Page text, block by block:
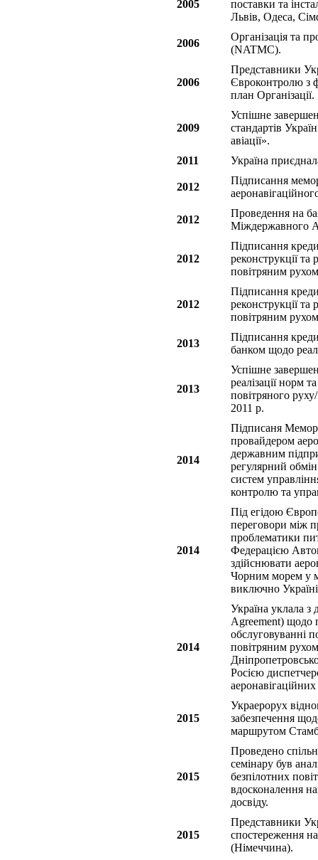
2005
поставки та
Львів, Одеса,
2006
Організація та
(NATMC).
2006
Представники
Євроконтролю з
план Організації.
2009
Успішне
стандартів
авіації».
2011
Україна
2012
Підписання
2012
Проведення на
Міждержавного
2012
Підписання
реконструкції та
повітряним
2012
Підписання
реконструкції та
повітряним
2013
Підписання
банком щодо
2013
Успішне
реалізації норм
повітряного
2011 р.
2014
Підписаня
провайдером
державним
регулярний
систем
контролю та
2014
Під егідою
переговори між
проблематики
Федерацією
здійснювати
Чорним морем у
виключно
2014
Україна уклала
Agreement) щодо
обслуговуванні
повітряним
Росією
2015
Украерорух
забезпечення
маршрутом
2015
Проведено
семінару був
безпілотних
вдосконалення
досвіду.
2015
Представники
спостереження
(Німеччина).